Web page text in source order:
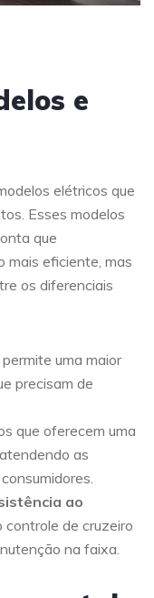
e
elétricos que
Esses modelos
que
mais eficiente, mas
os diferenciais
permite uma maior
precisam de
que oferecem uma
as
ao
controle de cruzeiro
na faixa.